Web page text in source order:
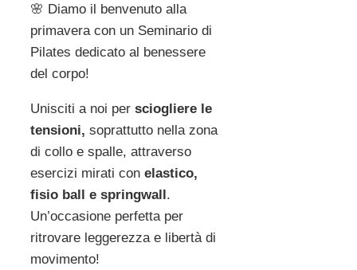
🌸 Diamo il benvenuto alla
primavera con un Seminario di
Pilates dedicato al benessere
del corpo!
Unisciti a noi per sciogliere le
tensioni, soprattutto nella zona
di collo e spalle, attraverso
esercizi mirati con elastico,
fisio ball e springwall.
Un’occasione perfetta per
ritrovare leggerezza e libertà di
movimento!